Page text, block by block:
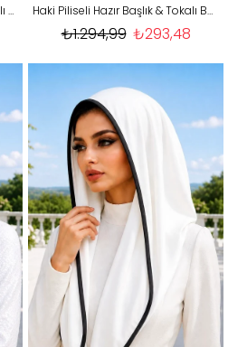
Pudra Piliseli Hazır Başlık & Tokalı Bone Haki Piliseli Hazır Başlık & Tokalı Bone
₺293,48
₺1.294,99